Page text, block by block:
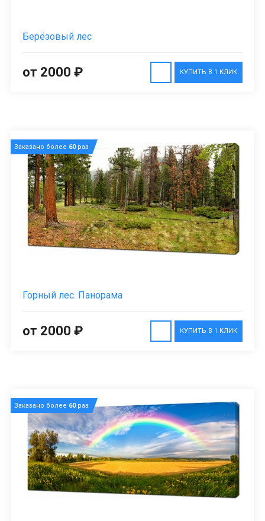
Берёзовый лес
КУПИТЬ В 1 КЛИК
от 2000 ₽
Заказано более 60раз
Горный лес. Панорама
КУПИТЬ В 1 КЛИК
от 2000 ₽
Заказано более 60раз